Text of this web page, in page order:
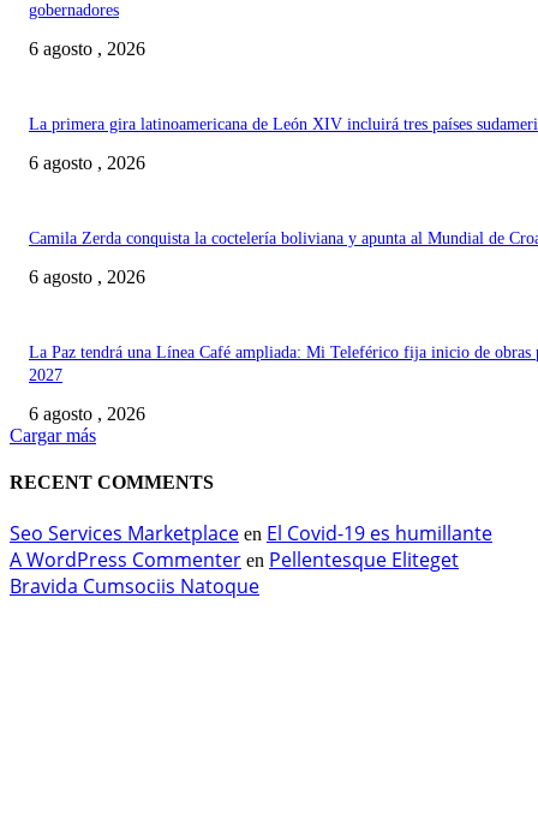
gobernadores
6 agosto , 2026
La primera gira latinoamericana de León XIV incluirá tres países
6 agosto , 2026
Camila Zerda conquista la coctelería boliviana y apunta al Mundial de
6 agosto , 2026
La Paz tendrá una Línea Café ampliada: Mi Teleférico fija inicio de obras
2027
6 agosto , 2026
Cargar más
RECENT COMMENTS
Seo Services Marketplace en El Covid-19 es humillante
A WordPress Commenter en Pellentesque Eliteget
Bravida Cumsociis Natoque